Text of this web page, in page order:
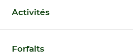
Activités
Forfaits